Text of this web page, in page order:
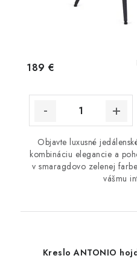
189 €
Objavte luxusné
kombináciu elegancie a
v smaragdovo zelenej
vášmu
Kreslo ANTONIO